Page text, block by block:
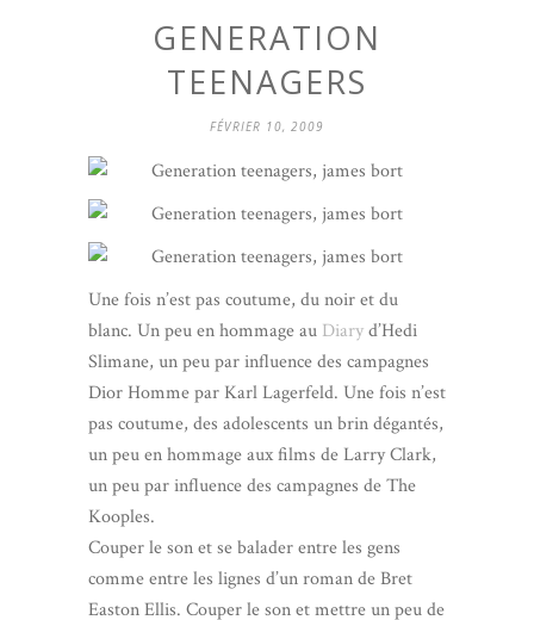
GENERATION
TEENAGERS
FÉVRIER 10, 2009
Une fois n’est pas coutume, du noir et du
blanc. Un peu en hommage au Diaryd’Hedi
Slimane, un peu par influence des campagnes
Dior Homme par Karl Lagerfeld. Une fois n’est
pas coutume, des adolescents un brin dégantés,
un peu en hommage aux films de Larry Clark,
un peu par influence des campagnes de The
Kooples.
Couper le son et se balader entre les gens
comme entre les lignes d’un roman de Bret
Easton Ellis. Couper le son et mettre un peu de